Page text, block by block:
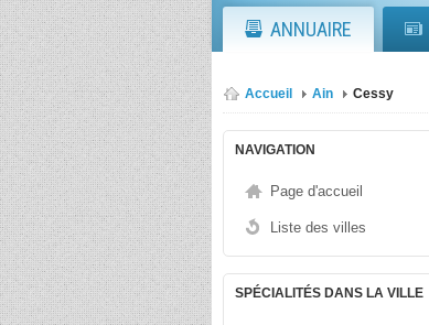
ANNUAIRE
Accueil Ain Cessy
NAVIGATION
Page d'accueil
Liste des villes
SPÉCIALITÉS DANS LA VILLE